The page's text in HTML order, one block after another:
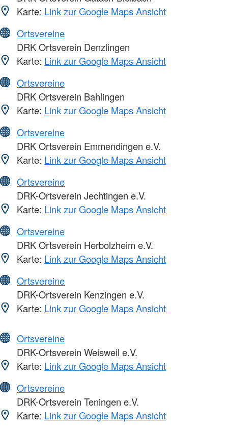
Karte: Link zur Google Maps Ansicht
Ortsvereine
DRK Ortsverein Denzlingen
Karte: Link zur Google Maps Ansicht
Ortsvereine
DRK Ortsverein Bahlingen
Karte: Link zur Google Maps Ansicht
Ortsvereine
DRK Ortsverein Emmendingen e.V.
Karte: Link zur Google Maps Ansicht
Ortsvereine
DRK-Ortsverein Jechtingen e.V.
Karte: Link zur Google Maps Ansicht
Ortsvereine
DRK Ortsverein Herbolzheim e.V.
Karte: Link zur Google Maps Ansicht
Ortsvereine
DRK-Ortsverein Kenzingen e.V.
Karte: Link zur Google Maps Ansicht
Ortsvereine
DRK-Ortsverein Weisweil e.V.
Karte: Link zur Google Maps Ansicht
Ortsvereine
DRK-Ortsverein Teningen e.V.
Karte: Link zur Google Maps Ansicht